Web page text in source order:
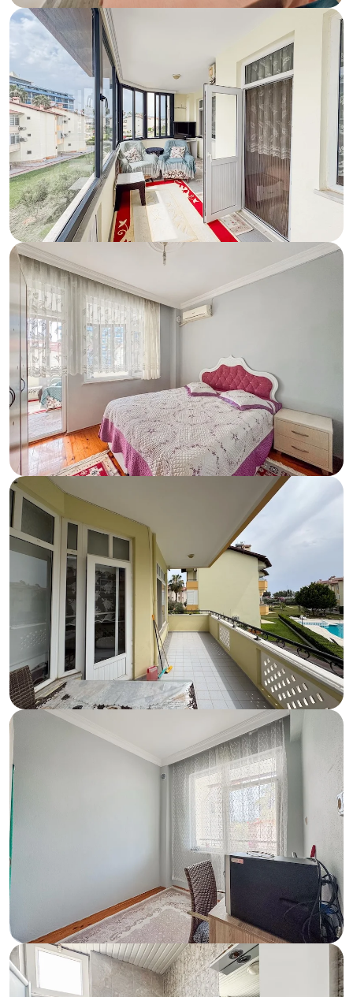
Специальное предложение
Успейте зарезервировать квартиру в Алании по
низкой и доступной цене.